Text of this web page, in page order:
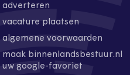
adverteren
vacature plaatsen
algemene voorwaarden
maak binnenlandsbestuur.nl
uw google-favoriet